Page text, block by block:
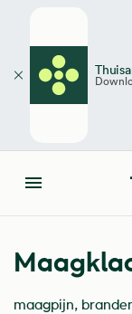
Sluiten
Menu
maagpijn